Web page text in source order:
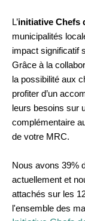
L’initiative Chefs
municipalités
impact significatif
Grâce à la
la possibilité aux
profiter d’un
leurs besoins sur
complémentaire
de votre MRC.
Nous avons 39%
actuellement et
attachés sur les
l'ensemble des